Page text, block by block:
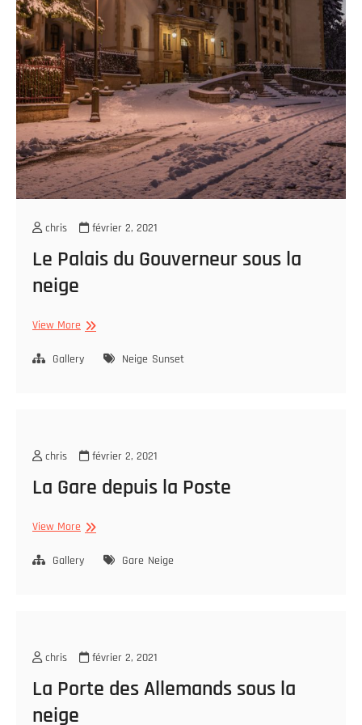
chris février 2, 2021
Le Palais du Gouverneur sous la
neige
View MoreLe
du
Gallery Neige Sunset
chris février 2, 2021
La Gare depuis la Poste
View MoreLa
depuis
Gallery Gare Neige
chris février 2, 2021
La Porte des Allemands sous la
neige